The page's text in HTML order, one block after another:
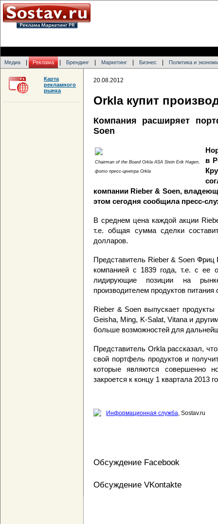
Медиа Реклама Брендинг Маркетинг Бизнес Политика и
20.08.2012
Orkla купит
Компания расширяет
Soen
Chairman of the Board Orkla ASA Stein Erik Hagen,
фото пресс-центра Orkla
в
компании Rieber & Soen,
этом сегодня сообщила пресс-
В среднем цена каждой акции
т.е. общая сумма сделки
долларов.
Представитель Rieber & Soen
компанией с 1839 года, т.е. с ее
лидирующие позиции на
производителем продуктов
Rieber & Soen выпускает
Geisha, Ming, K-Salat, Vitana и
больше возможностей для
Представитель Orkla рассказал,
свой портфель продуктов и
которые являются совершенно
закроется к концу 1 квартала 2013
Информационная служба, Sostav.ru
Обсуждение Facebook
Обсуждение VKontakte
Карта
рекламного
рынка